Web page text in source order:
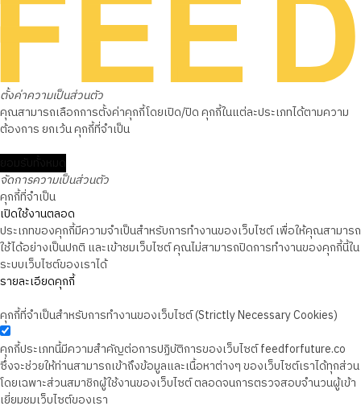
ตั้งค่าความเป็นส่วนตัว
คุณสามารถเลือกการตั้งค่าคุกกี้โดยเปิด/ปิด คุกกี้ในแต่ละประเภทได้ตามความ
ต้องการ ยกเว้น คุกกี้ที่จำเป็น
จัดการความเป็นส่วนตัว
คุกกี้ที่จำเป็น
เปิดใช้งานตลอด
ประเภทของคุกกี้มีความจำเป็นสำหรับการทำงานของเว็บไซต์ เพื่อให้คุณสามารถ
ใช้ได้อย่างเป็นปกติ และเข้าชมเว็บไซต์ คุณไม่สามารถปิดการทำงานของคุกกี้นี้ใน
ระบบเว็บไซต์ของเราได้
รายละเอียดคุกกี้
คุกกี้ที่จำเป็นสำหรับการทำงานของเว็บไซต์ (Strictly Necessary Cookies)
คุกกี้ประเภทนี้มีความสำคัญต่อการปฏิบัติการของเว็บไซต์ feedforfuture.co
ซึ่งจะช่วยให้ท่านสามารถเข้าถึงข้อมูลและเนื้อหาต่างๆ ของเว็บไซต์เราได้ทุกส่วน
โดยเฉพาะส่วนสมาชิกผู้ใช้งานของเว็บไซต์ ตลอดจนการตรวจสอบจำนวนผู้เข้า
เยี่ยมชมเว็บไซต์ของเรา